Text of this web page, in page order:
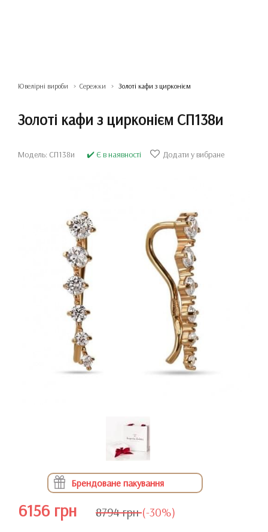
Ювелірні вироби Сережки Золоті кафи з цирконієм
Золоті кафи з цирконієм СП138и
Модель: СП138и ✔️ Є в наявності Додати у вибране
Брендоване пакування
6156 грн 8794 грн (-30%)